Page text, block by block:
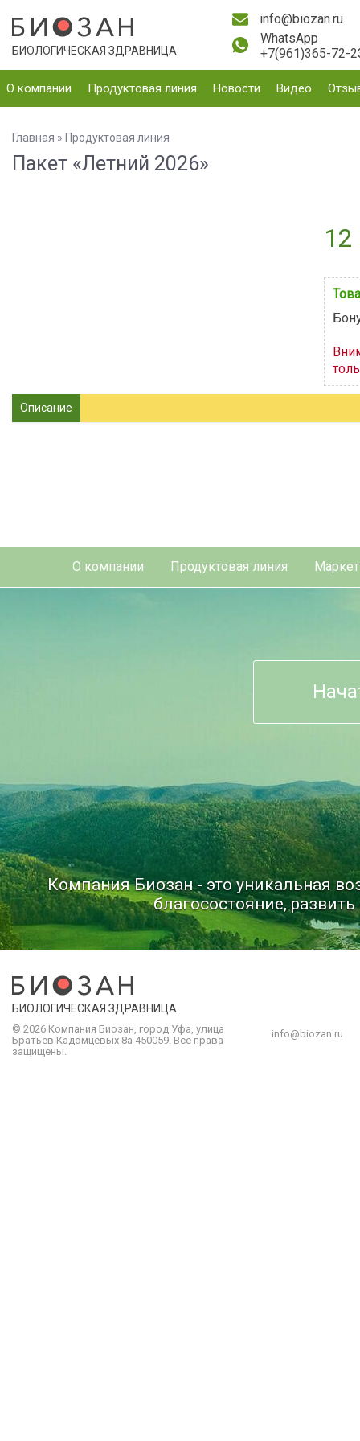
БИОЛОГИЧЕСКАЯ ЗДРАВНИЦА
info@biozan.ru
WhatsApp
+7(961)365-72-
О компании Продуктовая линия Новости Видео
Главная » Продуктовая линия
Пакет «Летний 2026»
12
Описание
О компании Продуктовая линия
Компания Биозан - это уникальная
благосостояние,
БИОЛОГИЧЕСКАЯ ЗДРАВНИЦА
© 2026 Компания Биозан, город Уфа, улица
Братьев Кадомцевых 8а 450059. Все права
защищены.
info@biozan.ru